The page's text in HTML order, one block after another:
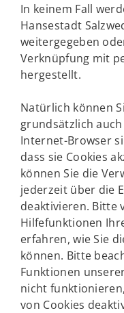
In keinem Fall
Hansestadt
weitergegeben
Verknüpfung mit
hergestellt.
Natürlich können
grundsätzlich
Internet-Browser
dass sie Cookies
können Sie die
jederzeit über die
deaktivieren. Bitte
Hilfefunktionen
erfahren, wie Sie
können. Bitte
Funktionen
nicht
von Cookies